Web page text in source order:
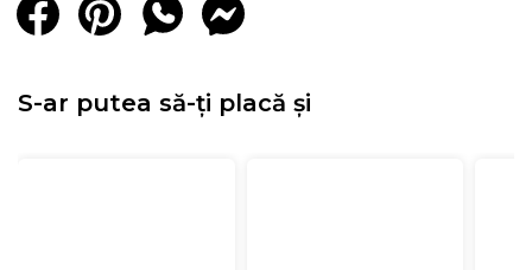
S-ar putea să-ți placă și